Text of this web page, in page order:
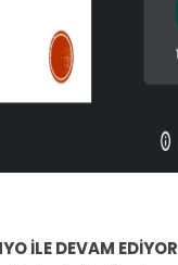
İLE DEVAM EDİYOR